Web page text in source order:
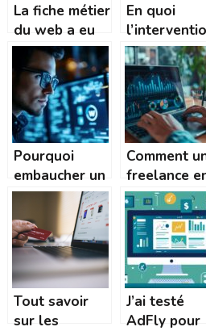
La fiche métier
du web a eu
quelques
nouveautés
En quoi
d’un
de
est-elle
bénéfique
cas de crise
en
entreprise ?
Pourquoi
embaucher un
hacker white
hat pour votre
site
WordPress
avant de
configurer vos
sauvegardes ?
Comment
freelance
marketing
digital peut
transformer
votre
entreprise
Tout savoir
sur les
J’ai testé
AdFly pour